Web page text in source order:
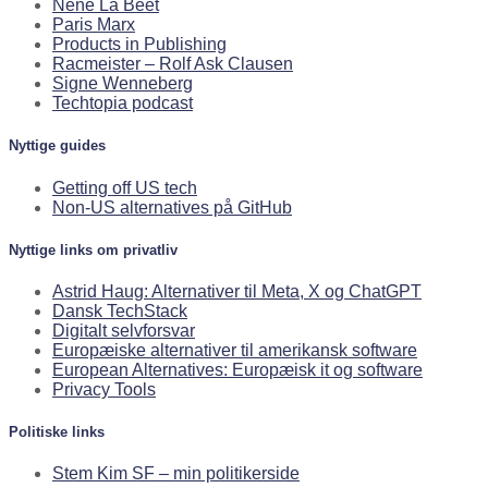
Néné La Beet
Paris Marx
Products in Publishing
Racmeister – Rolf Ask Clausen
Signe Wenneberg
Techtopia podcast
Nyttige guides
Getting off US tech
Non-US alternatives på GitHub
Nyttige links om privatliv
Astrid Haug: Alternativer til Meta, X og ChatGPT
Dansk TechStack
Digitalt selvforsvar
Europæiske alternativer til amerikansk software
European Alternatives: Europæisk it og software
Privacy Tools
Politiske links
Stem Kim SF – min politikerside